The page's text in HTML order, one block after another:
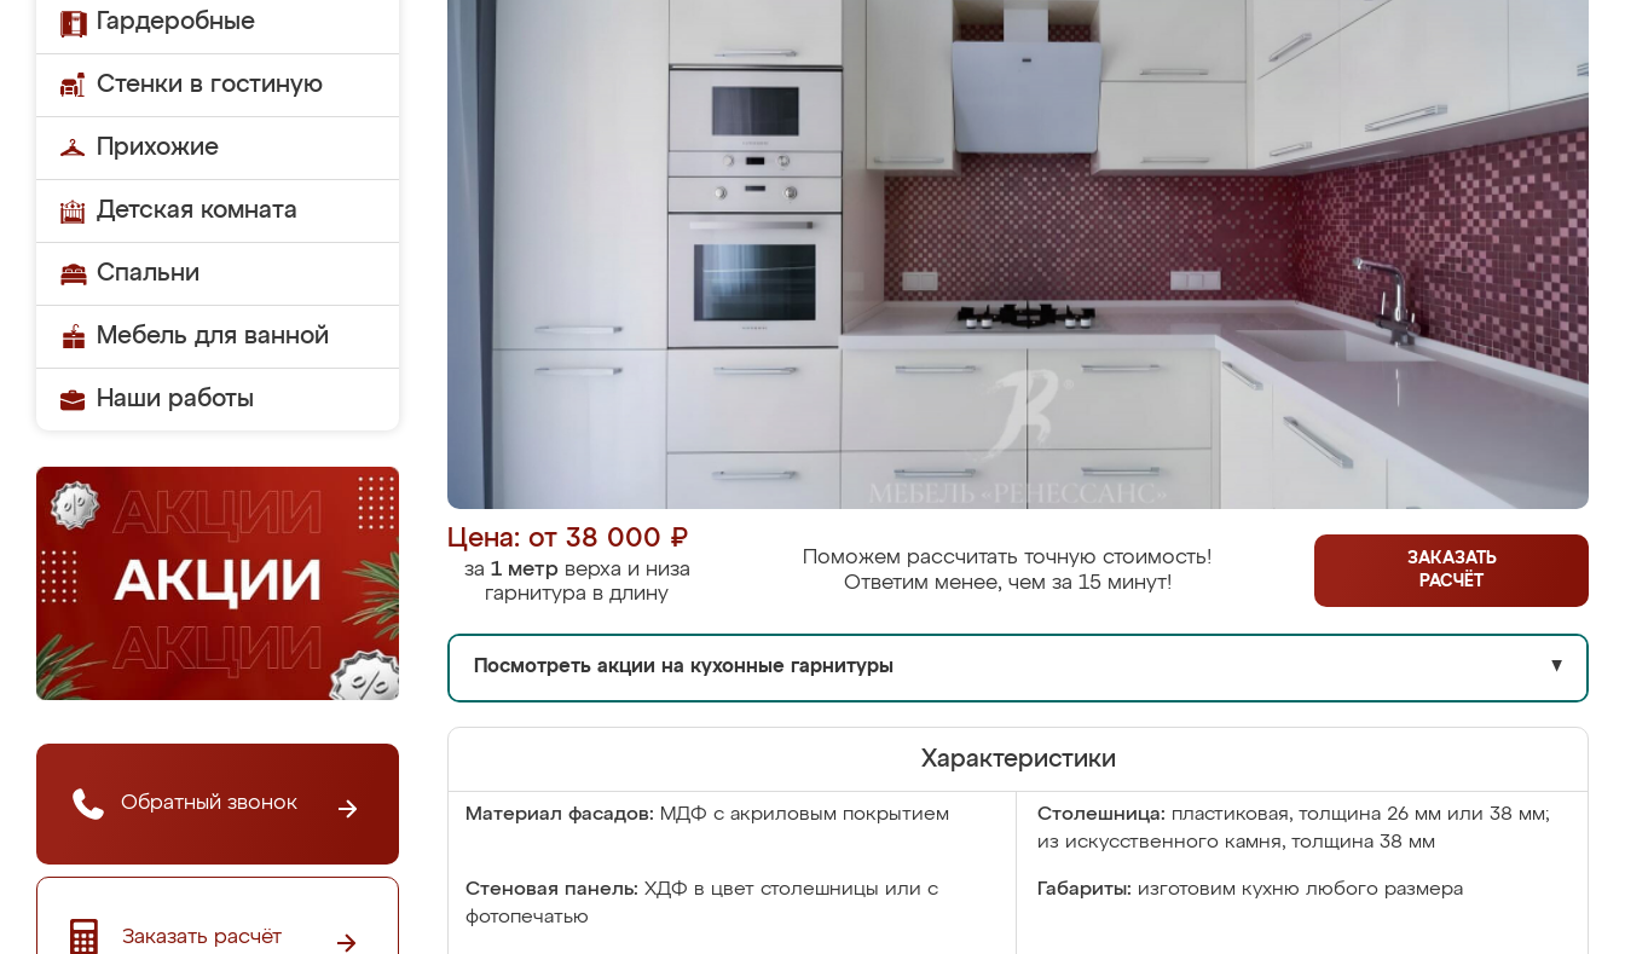
Гардеробные
Стенки в гостиную
Прихожие
Детская комната
Спальни
Мебель для ванной
Наши работы
Обратный звонок
Заказать расчёт
Цена: от 38 000 ₽
за 1 метрверха и низа
гарнитура в длину
Поможем рассчитать точную стоимость!
Ответим менее, чем за 15 минут!
ЗАКАЗАТЬ
РАСЧЁТ
Посмотреть акции на кухонные гарнитуры ▼
Характеристики
Материал фасадов: МДФ с акриловым покрытием Столешница: пластиковая, толщина 26 мм или 38 мм;
из искусственного камня, толщина 38 мм
Стеновая панель: ХДФ в цвет столешницы или с
фотопечатью
Габариты: изготовим кухню любого размера